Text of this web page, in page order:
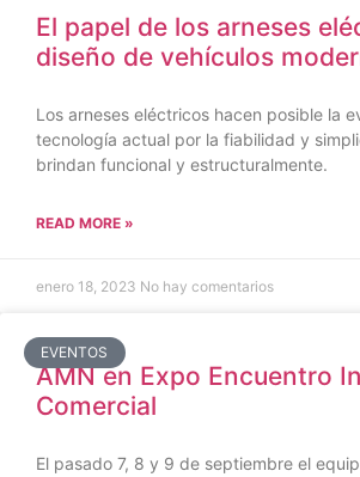
El papel de los arneses
diseño de vehículos
Los arneses eléctricos hacen posible la
tecnología actual por la fiabilidad y
brindan funcional y estructuralmente.
READ MORE »
enero 18, 2023 No hay comentarios
EVENTOS
AMN en Expo Encuentro
Comercial
El pasado 7, 8 y 9 de septiembre el